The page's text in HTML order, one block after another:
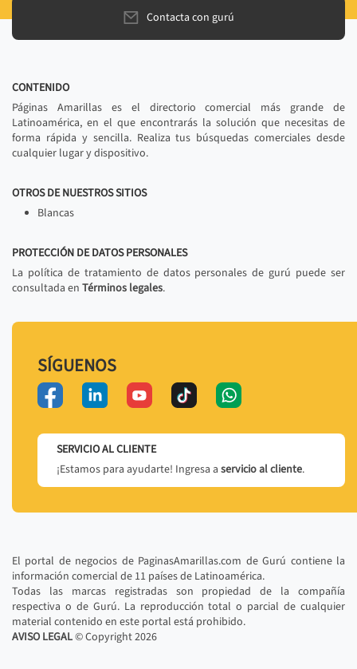
Contacta con gurú
CONTENIDO
Páginas Amarillas es el directorio comercial más grande de
Latinoamérica, en el que encontrarás la solución que necesitas de
forma rápida y sencilla. Realiza tus búsquedas comerciales desde
cualquier lugar y dispositivo.
OTROS DE NUESTROS SITIOS
Blancas
PROTECCIÓN DE DATOS PERSONALES
La política de tratamiento de datos personales de gurú puede ser
consultada en Términos legales.
SÍGUENOS
SERVICIO AL CLIENTE
¡Estamos para ayudarte! Ingresa a servicio al cliente.
El portal de negocios de PaginasAmarillas.com de Gurú contiene la
información comercial de 11 países de Latinoamérica.
Todas las marcas registradas son propiedad de la compañía
respectiva o de Gurú. La reproducción total o parcial de cualquier
material contenido en este portal está prohibido.
AVISO LEGAL© Copyright2026